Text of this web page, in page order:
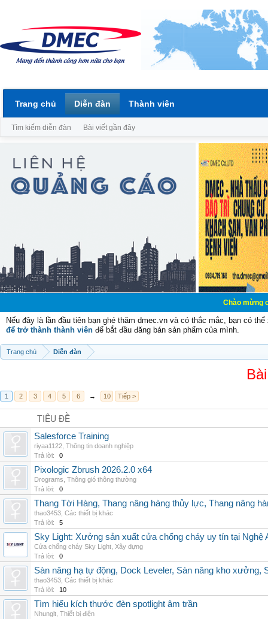
Chào mừng các bạn
Nếu đây là lần đầu tiên bạn ghé thăm dmec.vn và có thắc mắc, bạn có
để trở thành thành viên để bắt đầu đăng bán sản phẩm của mình.
Trang chủ Diễn đàn
1 2 3 4 5 6 → 10 Tiếp >
TIÊU ĐỀ
Salesforce Training
riyaa1122 Thông tin doanh nghiệp
Trả lời:
0
Pixologic Zbrush 2026.2.0 x64
Drograms Thông gió thông thường
Trả lời:
0
Thang Tời Hàng, Thang nâng hàng thủy lực, Thang nâng
thao3453 Các thiết bị khác
Trả lời:
5
Sky Light: Xưởng sản xuất cửa chống cháy uy tín tại Nghệ
Cửa chống cháy Sky Light Xây dựng
Trả lời:
0
Sàn nâng hạ tự động, Dock Leveler, Sàn nâng kho xưởng,
thao3453 Các thiết bị khác
Trả lời:
10
Tìm hiểu kích thước đèn spotlight âm trần
Nhunglt Thiết bị điện
Trang chủ Diễn đàn
Tìm kiếm diễn đàn Bài viết gần đây
Thành viên